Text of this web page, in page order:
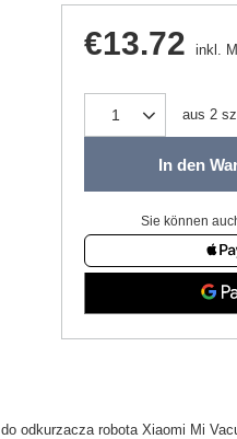
€13.72 inkl.
aus 2
In den
Sie können
odkurzacza robota Xiaomi Mi